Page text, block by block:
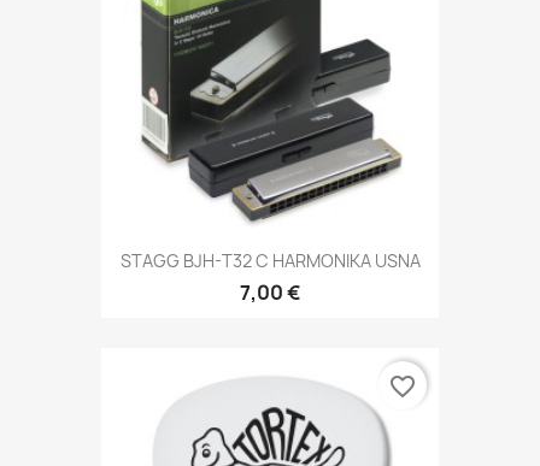
STAGG BJH-T32 C HARMONIKA USNA
7,00 €
favorite_border